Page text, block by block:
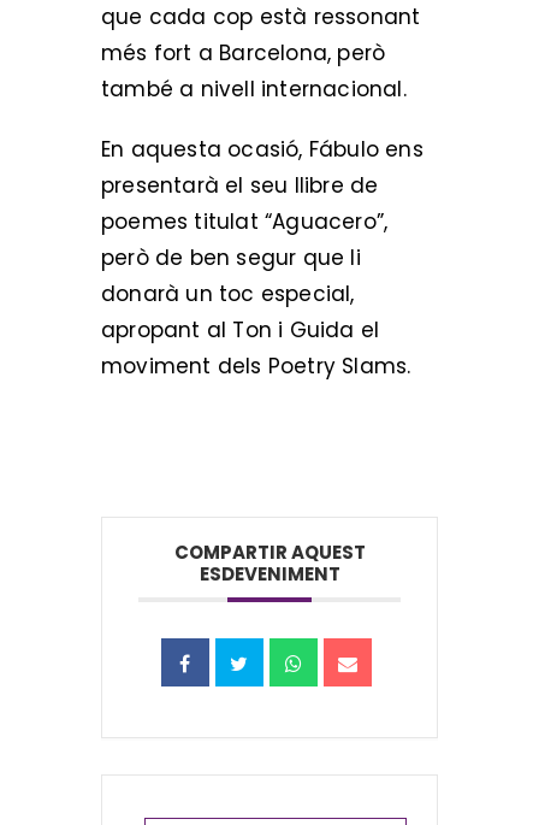
que cada cop està ressonant
més fort a Barcelona, però
també a nivell internacional.
En aquesta ocasió, Fábulo ens
presentarà el seu llibre de
poemes titulat “Aguacero”,
però de ben segur que li
donarà un toc especial,
apropant al Ton i Guida el
moviment dels Poetry Slams.
COMPARTIR AQUEST
ESDEVENIMENT